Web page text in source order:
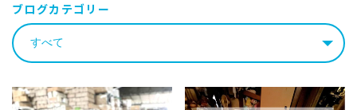
ブログカテゴリー